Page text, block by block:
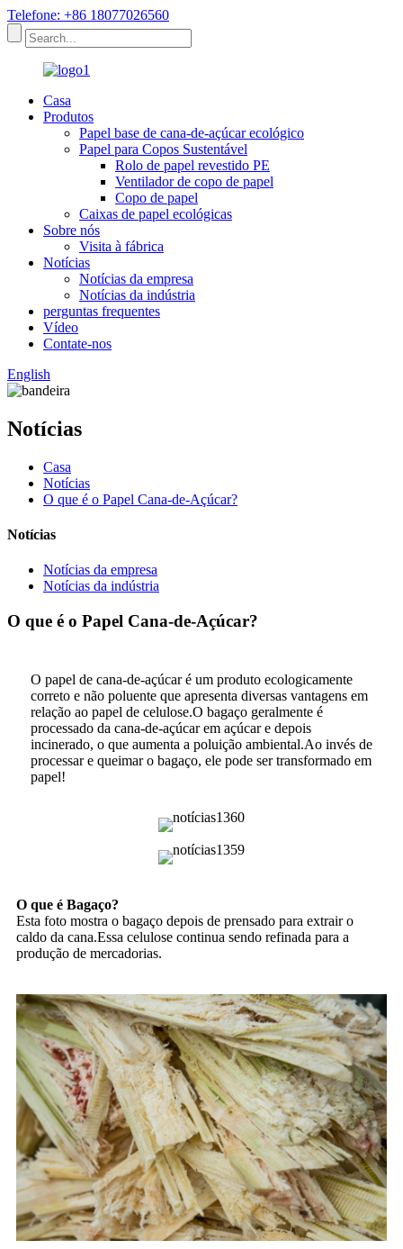
Telefone: +86 18077026560
Casa
Produtos
Papel base de cana-de-açúcar ecológico
Papel para Copos Sustentável
Rolo de papel revestido PE
Ventilador de copo de papel
Copo de papel
Caixas de papel ecológicas
Sobre nós
Visita à fábrica
Notícias
Notícias da empresa
Notícias da indústria
perguntas frequentes
Vídeo
Contate-nos
English
Notícias
Casa
Notícias
O que é o Papel Cana-de-Açúcar?
Notícias
Notícias da empresa
Notícias da indústria
O que é o Papel Cana-de-Açúcar?
O papel de cana-de-açúcar é um produto ecologicamente
correto e não poluente que apresenta diversas vantagens em
relação ao papel de celulose.O bagaço geralmente é
processado da cana-de-açúcar em açúcar e depois
incinerado, o que aumenta a poluição ambiental.Ao invés de
processar e queimar o bagaço, ele pode ser transformado em
papel!
O que é Bagaço?
Esta foto mostra o bagaço depois de prensado para extrair o
caldo da cana.Essa celulose continua sendo refinada para a
produção de mercadorias.